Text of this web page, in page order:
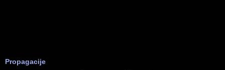
Propagacije